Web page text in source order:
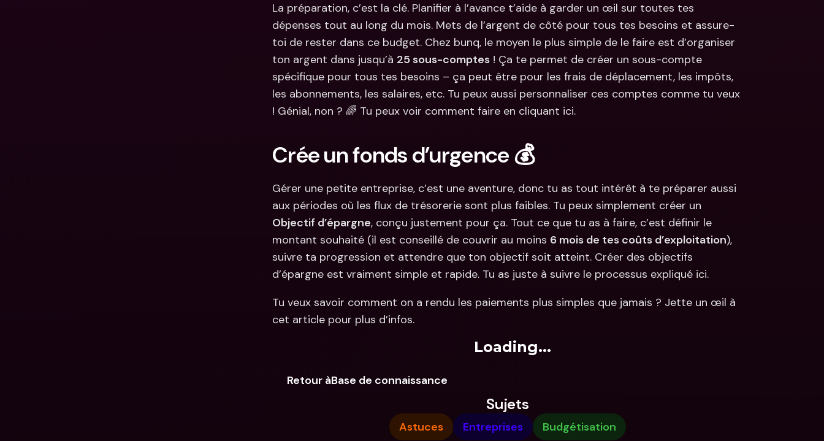
La préparation, c’est la clé. Planifier à l’avance t’aide à garder un œil sur toutes tes
dépenses tout au long du mois. Mets de l’argent de côté pour tous tes besoins et assure-
toi de rester dans ce budget. Chez bunq, le moyen le plus simple de le faire est d’organiser
ton argent dans jusqu’à 25 sous-comptes ! Ça te permet de créer un sous-compte
spécifique pour tous tes besoins – ça peut être pour les frais de déplacement, les impôts,
les abonnements, les salaires, etc. Tu peux aussi personnaliser ces comptes comme tu veux
! Génial, non ? 🌈 Tu peux voir comment faire en cliquant ici.
Crée un fonds d’urgence 💰
Gérer une petite entreprise, c’est une aventure, donc tu as tout intérêt à te préparer aussi
Objectif d’épargne, conçu justement pour ça. Tout ce que tu as à faire, c’est définir le
montant souhaité (il est conseillé de couvrir au moins 6 mois de tes coûts d’exploitation),
suivre ta progression et attendre que ton objectif soit atteint. Créer des objectifs
d’épargne est vraiment simple et rapide. Tu as juste à suivre le processus expliqué ici.
Tu veux savoir comment on a rendu les paiements plus simples que jamais ? Jette un œil à
cet article pour plus d’infos.
Loading...
Retour àBase de connaissance
Sujets
Astuces Entreprises Budgétisation